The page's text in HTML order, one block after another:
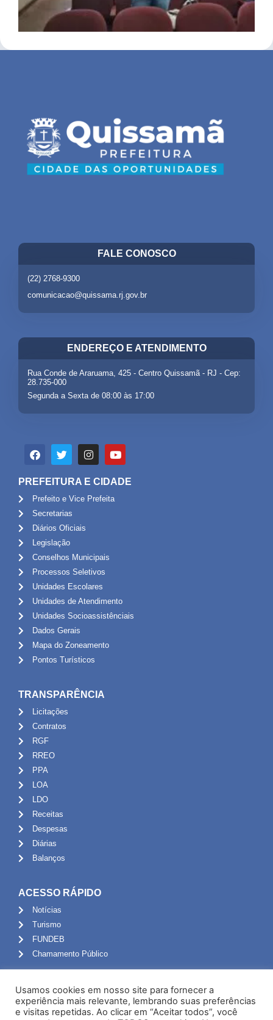
FALE CONOSCO
(22) 2768-9300
comunicacao@quissama.rj.gov.br
ENDEREÇO E ATENDIMENTO
Rua Conde de Araruama, 425 - Centro Quissamã - RJ - Cep:
28.735-000
Segunda a Sexta de 08:00 às 17:00
PREFEITURA E CIDADE
Prefeito e Vice Prefeita
Secretarias
Diários Oficiais
Legislação
Conselhos Municipais
Processos Seletivos
Unidades Escolares
Unidades de Atendimento
Unidades Socioassistênciais
Dados Gerais
Mapa do Zoneamento
Pontos Turísticos
TRANSPARÊNCIA
Licitações
Contratos
RGF
RREO
PPA
LOA
LDO
Receitas
Despesas
Diárias
Balanços
ACESSO RÁPIDO
Notícias
Turismo
FUNDEB
Chamamento Público
Portal do Servidor
Webmail
Usamos cookies em nosso site para fornecer a
experiência mais relevante, lembrando suas preferências
e visitas repetidas. Ao clicar em “Aceitar todos”, você